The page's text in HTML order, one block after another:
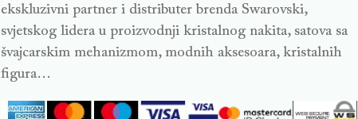
ekskluzivni partner i distributer brenda Swarovski,
svjetskog lidera u proizvodnji kristalnog nakita, satova sa
švajcarskim mehanizmom, modnih aksesoara, kristalnih
figura…